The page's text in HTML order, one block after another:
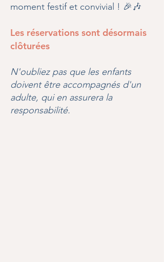
moment festif et convivial ! 🎉🎶​
Les réservations sont désormais
clôturées
N'oubliez pas que les enfants
doivent être accompagnés d'un
adulte, qui en assurera la
responsabilité.